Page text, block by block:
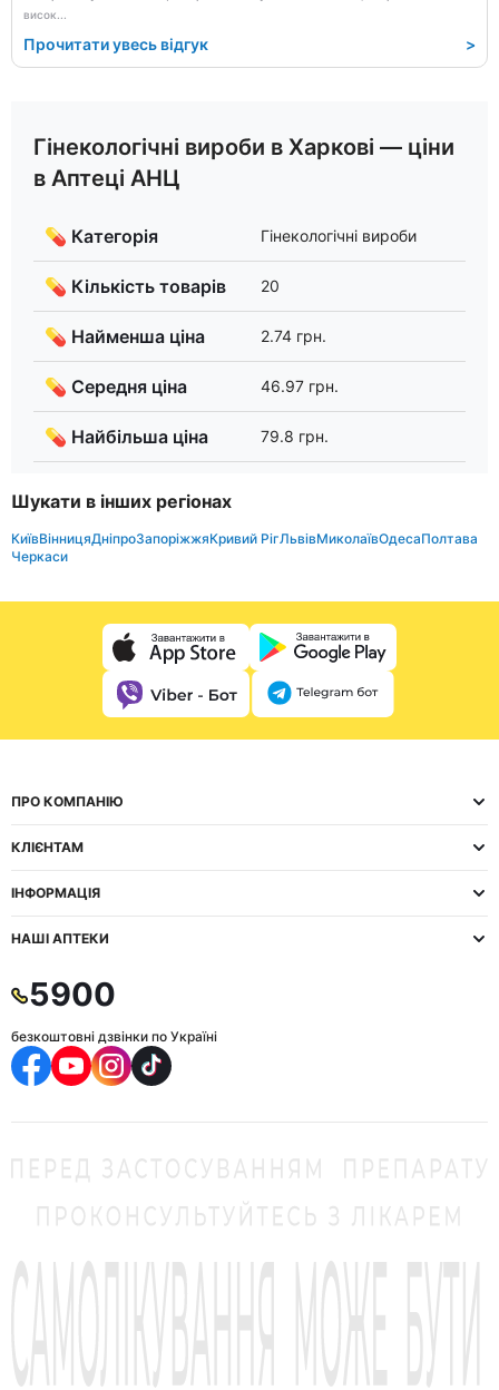
висок
Прочитати увесь відгук >
Гінекологічні вироби в Харкові — ціни
в Аптеці АНЦ
💊 Категорія Гінекологічні вироби
💊 Кількість товарів 20
💊 Найменша ціна 2.74 грн.
💊 Середня ціна 46.97 грн.
💊 Найбільша ціна 79.8 грн.
Шукати в інших регіонах
КиївВінницяДніпроЗапоріжжяКривий РігЛьвівМиколаївОдесаПолтава
Черкаси
ПРО КОМПАНІЮ
КЛІЄНТАМ
ІНФОРМАЦІЯ
НАШІ АПТЕКИ
5900
безкоштовні дзвінки по Україні